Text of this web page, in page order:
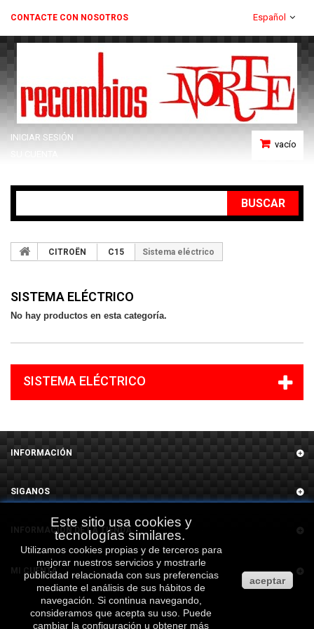
Español
CONTACTE CON NOSOTROS
vacío
INICIAR SESIÓN
BUSCAR
CITROËN C15 Sistema eléctrico
SISTEMA ELÉCTRICO
No hay productos en esta categoría.
SISTEMA ELÉCTRICO
INFORMACIÓN
Este sitio usa cookies y
tecnologías similares.
Utilizamos cookies propias y de terceros para
mejorar nuestros servicios y mostrarle
publicidad relacionada con sus preferencias
mediante el análisis de sus hábitos de
navegación. Si continua navegando,
consideramos que acepta su uso. Puede
cambiar la configuración u obtener más
aceptar
SIGANOS
INFORMACIÓN DE LA TIENDA
MI CUENTA